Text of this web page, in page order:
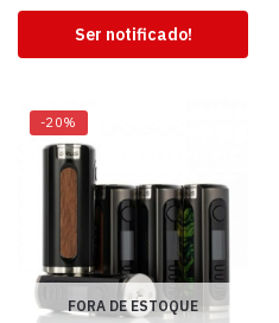
Ser notificado!
-20%
FORA DE ESTOQUE